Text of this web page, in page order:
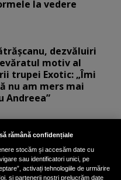
la vedere
dezvăluiri
motiv al
trupei Exotic: „Îmi
nu am mers mai
Andreea”
Ilinca Vandici a
aparatul de
unui paparazzo și i l-
gunoi: „S-a dus la
rămână confidențiale
stocăm și accesăm date cu
sau identificatori unici, pe
activați tehnologiile de urmărire
și partenerii noștri prelucrăm date